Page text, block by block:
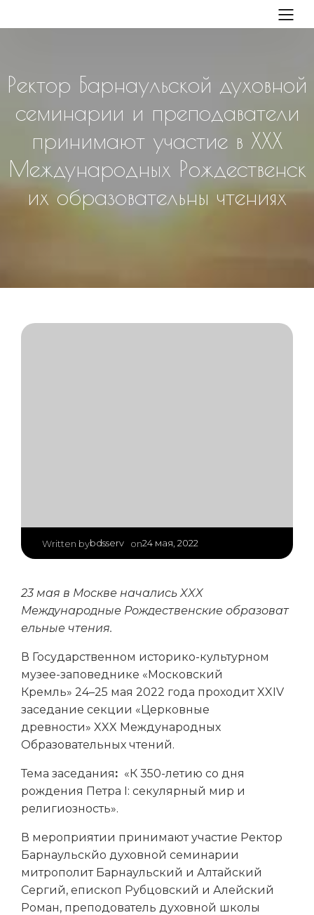
Ректор Барнаульской духовной
семинарии и преподаватели
принимают участие в XXX
Международных Рождественск
их образовательны чтениях
Written bybdsserv on24 мая, 2022
23 мая в Москве начались XXX
Международные Рождественские образоват
ельные чтения.
В Государственном историко-культурном
музее-заповеднике «Московский
Кремль» 24–25 мая 2022 года проходит XXIV
заседание секции «Церковные
древности» XXX Международных
Образовательных чтений.
Тема заседания: «К 350-летию со дня
рождения Петра I: секулярный мир и
религиозность».
В мероприятии принимают участие Ректор
Барнаульскйо духовной семинарии
митрополит Барнаульский и Алтайский
Сергий, епископ Рубцовский и Алейский
Роман, преподователь духовной школы